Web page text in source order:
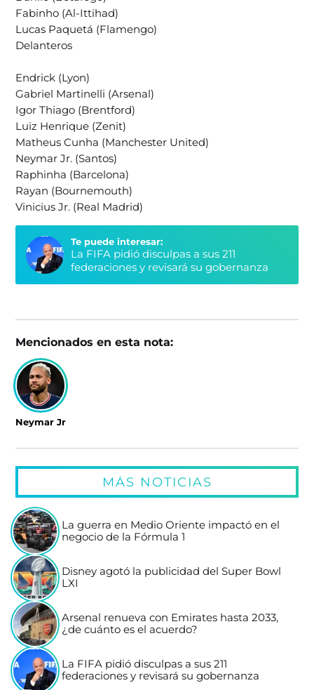
Fabinho (Al-Ittihad)
Lucas Paquetá (Flamengo)
Delanteros
Endrick (Lyon)
Gabriel Martinelli (Arsenal)
Igor Thiago (Brentford)
Luiz Henrique (Zenit)
Matheus Cunha (Manchester United)
Neymar Jr. (Santos)
Raphinha (Barcelona)
Rayan (Bournemouth)
Vinicius Jr. (Real Madrid)
Te puede interesar:
La FIFA pidió disculpas a sus 211
federaciones y revisará su gobernanza
Mencionados en esta nota:
Neymar Jr
MÁS NOTICIAS
La guerra en Medio Oriente impactó en el
negocio de la Fórmula 1
Disney agotó la publicidad del Super Bowl
LXI
Arsenal renueva con Emirates hasta 2033,
¿de cuánto es el acuerdo?
La FIFA pidió disculpas a sus 211
federaciones y revisará su gobernanza